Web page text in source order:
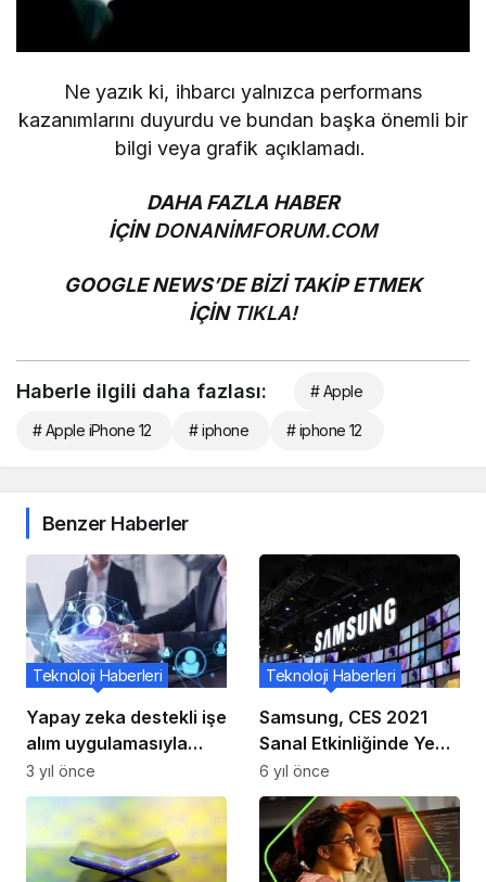
Ne yazık ki, ihbarcı yalnızca performans
kazanımlarını duyurdu ve bundan başka önemli bir
bilgi veya grafik açıklamadı.
DAHA FAZLA HABER
İÇİNDONANİMFORUM.COM
GOOGLE NEWS’DE BİZİ TAKİP ETMEK
İÇİN TIKLA!
Haberle ilgili daha fazlası: # Apple
# Apple iPhone 12 # iphone # iphone 12
Benzer Haberler
Yapay zeka destekli işe
alım uygulamasıyla
doğru işle doğru aday
eşleşiyor
Teknoloji Haberleri
3 yıl önce
Samsung, CES 2021
Sanal Etkinliğinde Yeni
TV’leri Tanıtacak
Teknoloji Haberleri
6 yıl önce